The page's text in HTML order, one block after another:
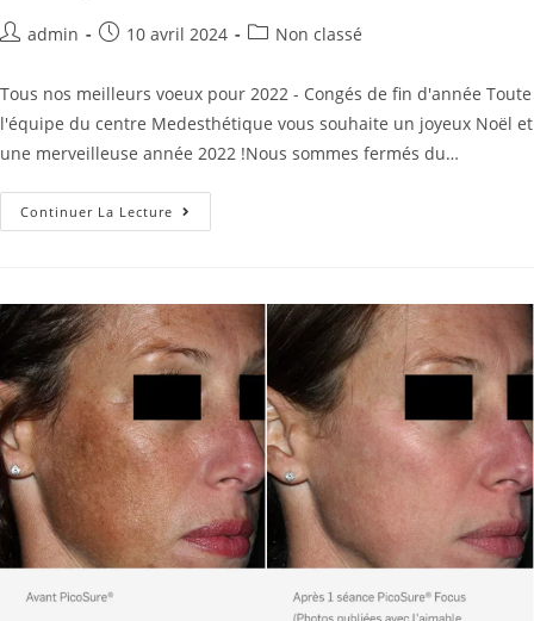
admin 10 avril 2024 Non classé
Tous nos meilleurs voeux pour 2022 - Congés de fin d'année Toute
l'équipe du centre Medesthétique vous souhaite un joyeux Noël et
une merveilleuse année 2022 !Nous sommes fermés du…
Continuer La Lecture